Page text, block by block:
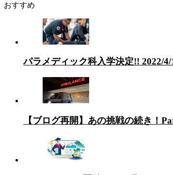
おすすめ
パラメディック科入学決定!! 2022/4/
【ブログ再開】あの挑戦の続き！